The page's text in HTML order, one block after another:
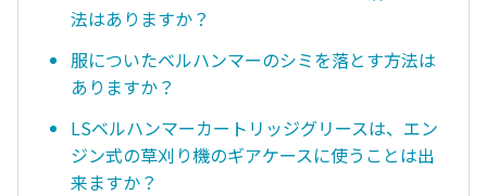
法はありますか？
服についたベルハンマーのシミを落とす方法は
ありますか？
LSベルハンマーカートリッジグリースは、エン
ジン式の草刈り機のギアケースに使うことは出
来ますか？